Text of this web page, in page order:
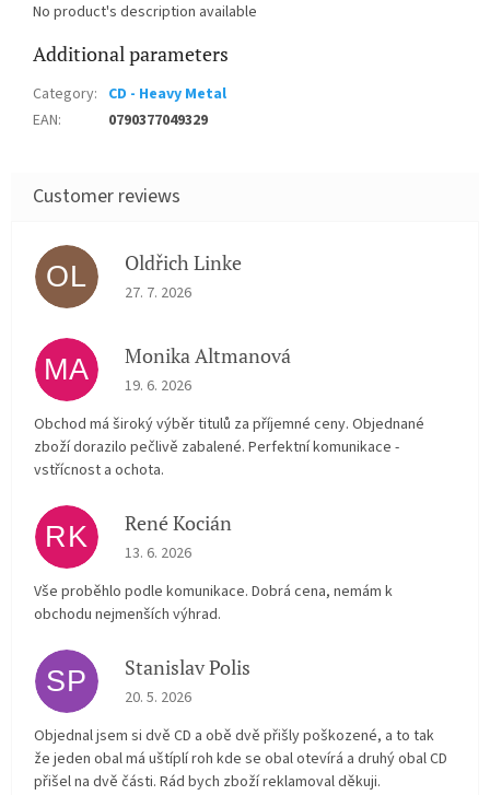
No product's description available
Additional parameters
Category: CD - Heavy Metal
EAN: 0790377049329
OL Oldřich Linke
The store rating is 5 out of 5 stars.
27. 7. 2026
MA Monika Altmanová
The store rating is 5 out of 5 stars.
19. 6. 2026
Obchod má široký výběr titulů za příjemné ceny. Objednané
zboží dorazilo pečlivě zabalené. Perfektní komunikace -
vstřícnost a ochota.
RK René Kocián
The store rating is 5 out of 5 stars.
13. 6. 2026
Vše proběhlo podle komunikace. Dobrá cena, nemám k
obchodu nejmenších výhrad.
SP Stanislav Polis
The store rating is 2 out of 5 stars.
20. 5. 2026
Objednal jsem si dvě CD a obě dvě přišly poškozené, a to tak
že jeden obal má uštíplí roh kde se obal otevírá a druhý obal CD
přišel na dvě části. Rád bych zboží reklamoval děkuji.